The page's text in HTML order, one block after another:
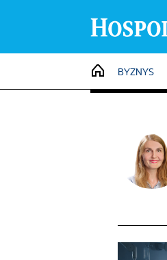
HOME
BYZNYS